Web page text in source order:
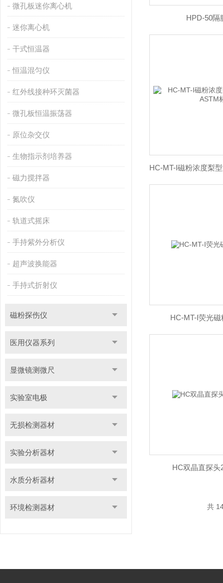
微孔板迷你离心机
迷你离心机
干式恒温器
恒温混匀仪
红外线接种环灭菌器
微孔板恒温振荡器
原位杂交仪
生物指示剂培养器
磁力搅拌器
氮吹仪
轨道式摇床
手持紫外分析仪
超声波换能器
手持式折射仪
磁粉探伤仪
医用仪器系列
显微镜测微尺
实验室电极
无损检测器材
实验分析器材
水质分析器材
环境检测器材
HPD-50隔
HC-MT-I荧光
HC双晶直探头
共